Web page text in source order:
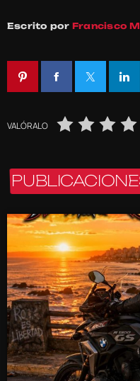
Escrito por Francisco
VALÓRALO